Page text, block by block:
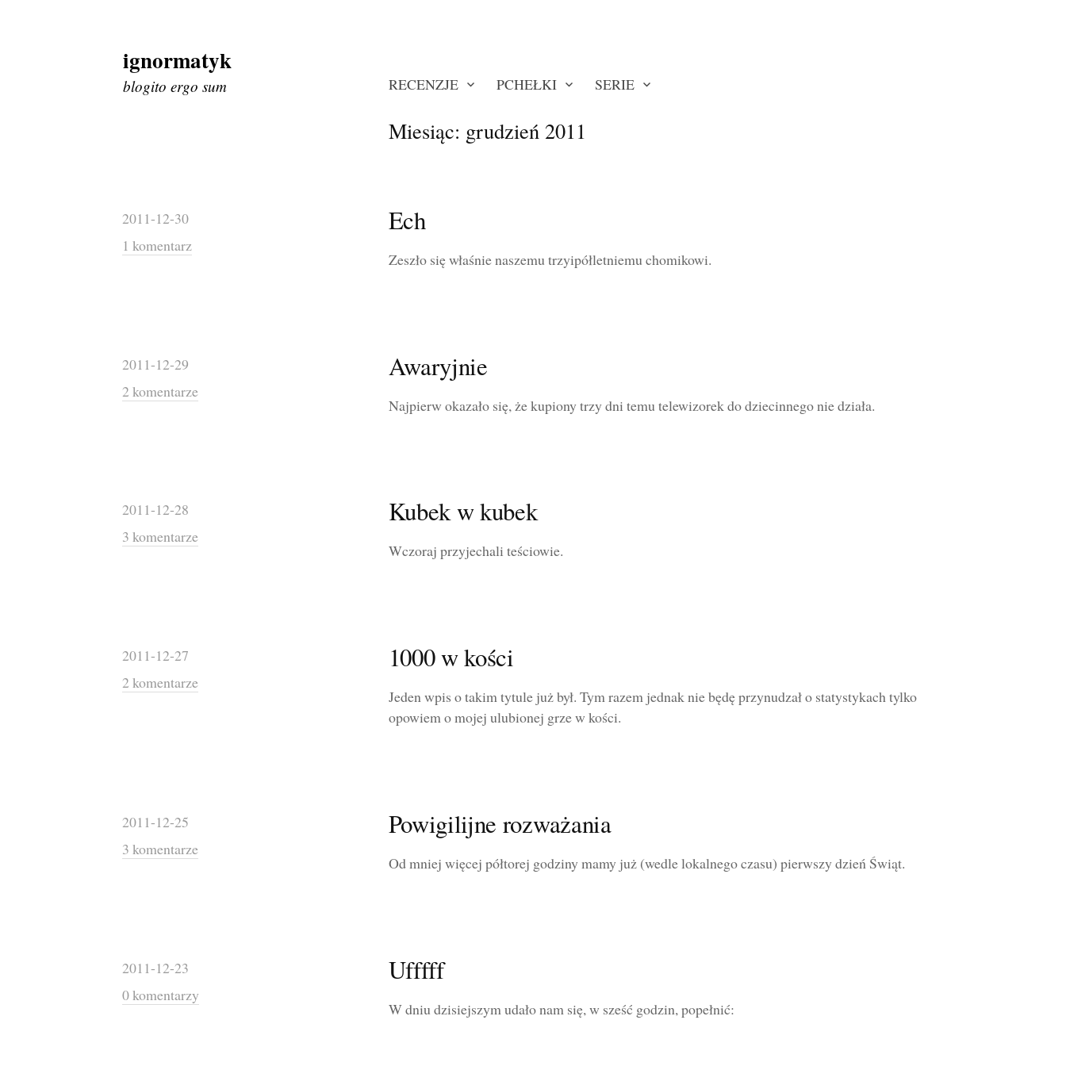
Skip
to
content
ignormatyk
blogito ergo sum RECENZJE PCHEŁKI SERIE
Miesiąc: grudzień 2011
2011-12-30
1 komentarz
Ech
Zeszło się właśnie naszemu trzyipółletniemu chomikowi.
2011-12-29
2 komentarze
Awaryjnie
Najpierw okazało się, że kupiony trzy dni temu telewizorek do dziecinnego nie działa.
2011-12-28
3 komentarze
Kubek w kubek
Wczoraj przyjechali teściowie.
2011-12-27
2 komentarze
1000 w kości
Jeden wpis o takim tytule już był. Tym razem jednak nie będę przynudzał o statystykach tylko
opowiem o mojej ulubionej grze w kości.
2011-12-25
3 komentarze
Powigilijne rozważania
Od mniej więcej półtorej godziny mamy już (wedle lokalnego czasu) pierwszy dzień Świąt.
2011-12-23
0 komentarzy
Ufffff
W dniu dzisiejszym udało nam się, w sześć godzin, popełnić: